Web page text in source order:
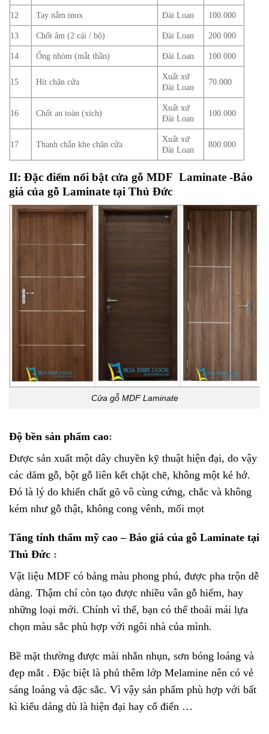
12 Tay nắm inox Đài Loan 100.000
13 Chốt âm (2 cái / bộ) Đài Loan 200.000
14 Ống nhòm (mắt thần) Đài Loan 100.000
15 Hít chặn cửa
Xuất xứ
Đài Loan
70.000
16 Chốt an toàn (xích)
Xuất xứ
Đài Loan
100.000
17 Thanh chắn khe chân cửa
Xuất xứ
Đài Loan
800.000
II: Đặc điểm nổi bật cửa gỗ MDF Laminate -Báo
giá của gỗ Laminate tại Thủ Đức
Cửa gỗ MDF Laminate
Độ bền sản phẩm cao:
Được sản xuất một dây chuyền kỹ thuật hiện đại, do vậy
các dăm gỗ, bột gỗ liên kết chặt chẽ, không một kẻ hở.
Đó là lý do khiến chất gõ vô cùng cứng, chắc và không
kém như gỗ thật, không cong vênh, mối mọt
Tăng tính thẩm mỹ cao – Báo giá của gỗ Laminate tại
Thủ Đức :
Vật liệu MDF có bảng màu phong phú, được pha trộn dễ
dàng. Thậm chí còn tạo được nhiều vân gỗ hiếm, hay
những loại mới. Chính vì thế, bạn có thể thoải mái lựa
chọn màu sắc phù hợp với ngôi nhà của mình.
Bề mặt thường được mài nhẵn nhụn, sơn bóng loáng và
đẹp mắt . Đặc biệt là phủ thêm lớp Melamine nên có vẻ
sáng loáng và đặc sắc. Vì vậy sản phẩm phù hợp với bất
kì kiểu dáng dù là hiện đại hay cổ điển …